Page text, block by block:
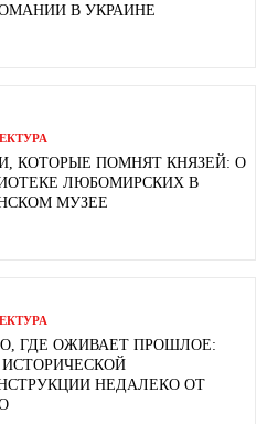
В УКРАИНЕ
КОТОРЫЕ ПОМНЯТ КНЯЗЕЙ: О
ЛЮБОМИРСКИХ В
МУЗЕЕ
ГДЕ ОЖИВАЕТ ПРОШЛОЕ:
НЕДАЛЕКО ОТ